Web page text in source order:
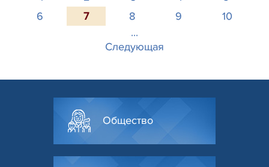
6
7 8 9
10
...
Следующая
Общество